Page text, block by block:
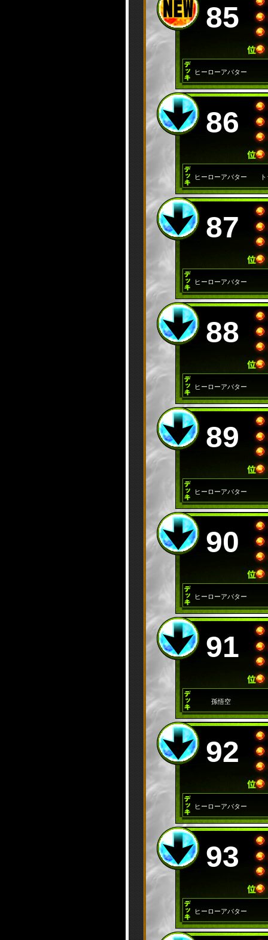
85
ヒーローアバター
86
ヒーローアバター
87
ヒーローアバター
88
ヒーローアバター
89
ヒーローアバター
90
ヒーローアバター
91
孫悟空
92
ヒーローアバター
93
ヒーローアバター